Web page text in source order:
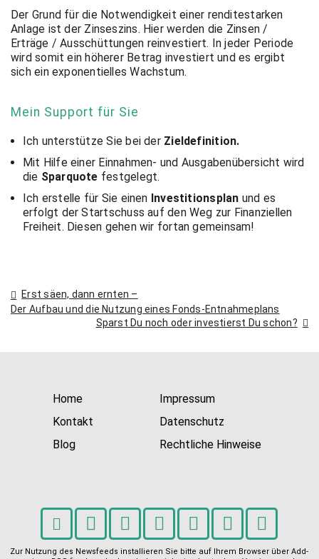
Der Grund für die Notwendigkeit einer renditestarken
Anlage ist der Zinseszins. Hier werden die Zinsen /
Erträge / Ausschüttungen reinvestiert. In jeder Periode
wird somit ein höherer Betrag investiert und es ergibt
sich ein exponentielles Wachstum.
Mein Support für Sie
Ich unterstütze Sie bei der Zieldefinition.
Mit Hilfe einer Einnahmen- und Ausgabenübersicht wird
die Sparquote festgelegt.
Ich erstelle für Sie einen Investitionsplan und es
erfolgt der Startschuss auf den Weg zur Finanziellen
Freiheit. Diesen gehen wir fortan gemeinsam!
Beitragsnavigation
Erst säen, dann ernten –
Der Aufbau und die Nutzung eines Fonds-Entnahmeplans
Sparst Du noch oder investierst Du schon?
Home
Kontakt
Blog
Impressum
Datenschutz
Rechtliche Hinweise
Zur Nutzung des Newsfeeds installieren Sie bitte auf Ihrem Browser über Add-